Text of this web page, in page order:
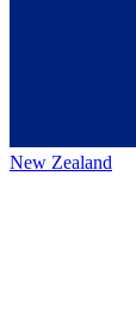
New Zealand